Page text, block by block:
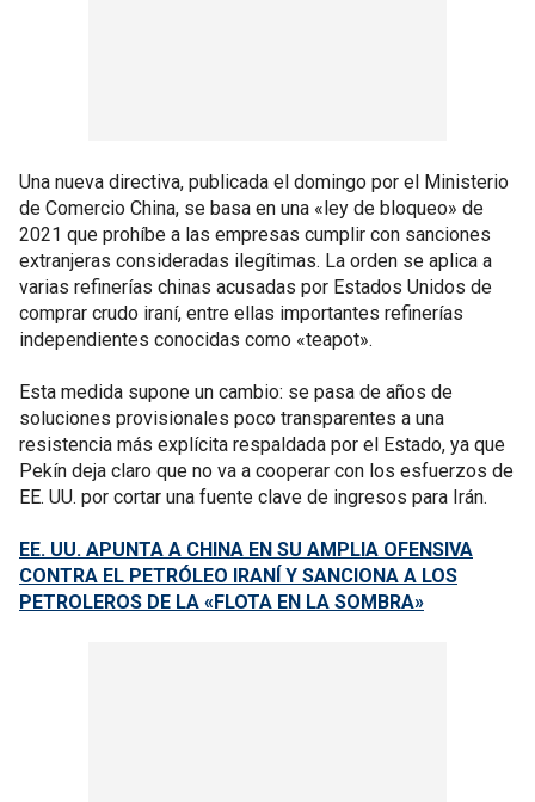
Una nueva directiva, publicada el domingo por el Ministerio
de Comercio China, se basa en una «ley de bloqueo» de
2021 que prohíbe a las empresas cumplir con sanciones
extranjeras consideradas ilegítimas. La orden se aplica a
varias refinerías chinas acusadas por Estados Unidos de
comprar crudo iraní, entre ellas importantes refinerías
independientes conocidas como «teapot».
Esta medida supone un cambio: se pasa de años de
soluciones provisionales poco transparentes a una
resistencia más explícita respaldada por el Estado, ya que
Pekín deja claro que no va a cooperar con los esfuerzos de
EE. UU. por cortar una fuente clave de ingresos para Irán.
EE. UU. APUNTA A CHINA EN SU AMPLIA OFENSIVA
CONTRA EL PETRÓLEO IRANÍ Y SANCIONA A LOS
PETROLEROS DE LA «FLOTA EN LA SOMBRA»